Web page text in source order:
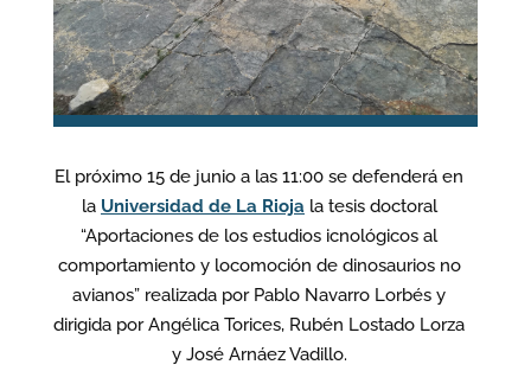
El próximo 15 de junio a las 11:00 se defenderá en
la Universidad de La Riojala tesis doctoral
“Aportaciones de los estudios icnológicos al
comportamiento y locomoción de dinosaurios no
avianos” realizada por Pablo Navarro Lorbés y
dirigida por Angélica Torices, Rubén Lostado Lorza
y José Arnáez Vadillo.